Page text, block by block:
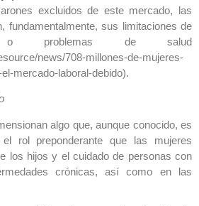
excluidos de este mercado, las
fundamentalmente, sus limitaciones de
problemas de salud
news/708-millones-de-mujeres-
mercado-laboral-debido).
algo que, aunque conocido, es
el rol preponderante que las mujeres
los hijos y el cuidado de personas con
crónicas, así como en las